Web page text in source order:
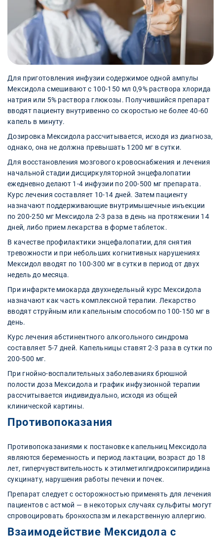
Для приготовления инфузии содержимое одной ампулы
Мексидола смешивают с 100-150 мл 0,9% раствора хлорида
натрия или 5% раствора глюкозы. Получившийся препарат
вводят пациенту внутривенно со скоростью не более 40-60
капель в минуту.
Дозировка Мексидола рассчитывается, исходя из диагноза,
однако, она не должна превышать 1200 мг в сутки.
Для восстановления мозгового кровоснабжения и лечения
начальной стадии дисциркуляторной энцефалопатии
ежедневно делают 1-4 инфузии по 200-500 мг препарата.
Курс лечения составляет 10-14 дней. Затем пациенту
назначают поддерживающие внутримышечные инъекции
по 200-250 мг Мексидола 2-3 раза в день на протяжении 14
дней, либо прием лекарства в форме таблеток.
В качестве профилактики энцефалопатии, для снятия
тревожности и при небольших когнитивных нарушениях
Мексидол вводят по 100-300 мг в сутки в период от двух
недель до месяца.
При инфаркте миокарда двухнедельный курс Мексидола
назначают как часть комплексной терапии. Лекарство
вводят струйным или капельным способом по 100-150 мг в
день.
Курс лечения абстинентного алкогольного синдрома
составляет 5-7 дней. Капельницы ставят 2-3 раза в сутки по
200-500 мг.
При гнойно-воспалительных заболеваниях брюшной
полости доза Мексидола и график инфузионной терапии
рассчитывается индивидуально, исходя из общей
клинической картины.
Противопоказания
Противопоказаниями к постановке капельниц Мексидола
являются беременность и период лактации, возраст до 18
лет, гиперчувствительность к этилметилгидроксипиридина
сукцинату, нарушения работы печени и почек.
Препарат следует с осторожностью применять для лечения
пациентов с астмой — в некоторых случаях сульфиты могут
спровоцировать бронхоспазм и лекарственную аллергию.
Взаимодействие Мексидола с